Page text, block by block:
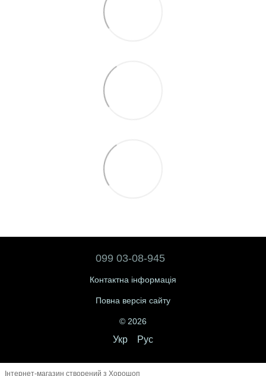
099 03-08-945
Контактна інформація
Повна версія сайту
© 2026
Укр Рус
Інтернет-магазин створений з Хорошоп